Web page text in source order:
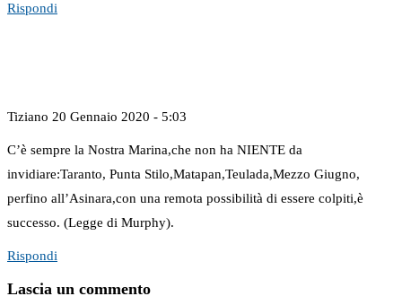
Rispondi
Tiziano 20 Gennaio 2020 - 5:03
C’è sempre la Nostra Marina,che non ha NIENTE da
invidiare:Taranto, Punta Stilo,Matapan,Teulada,Mezzo Giugno,
perfino all’Asinara,con una remota possibilità di essere colpiti,è
successo. (Legge di Murphy).
Rispondi
Lascia un commento